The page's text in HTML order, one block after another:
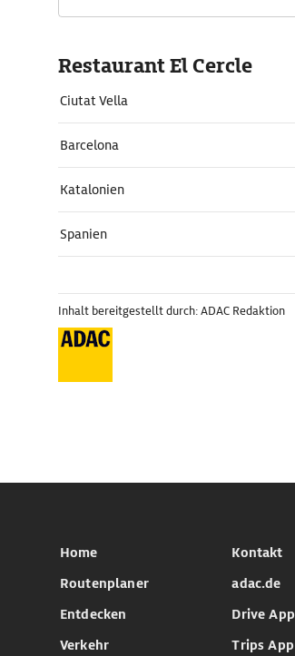
Restaurant El Cercle
Ciutat Vella
Barcelona
Katalonien
Spanien
Inhalt bereitgestellt durch: ADAC Redaktion
Home
Routenplaner
Entdecken
Verkehr
Kontakt
adac.de
Drive App
Trips App